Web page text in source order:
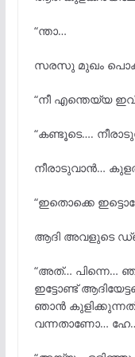
“ന്താ…
സരസു മുഖം
“നീ എന്തെയ്യ
“കണ്ടൂടെ….
നീരാടുവാൻ…
“ഇതൊക്കെ
ആദി അവളുടെ
“അത്… പിന്നെ…
ഇട്ടോണ്ട്
ഞാൻ
വന്നതാണോ…